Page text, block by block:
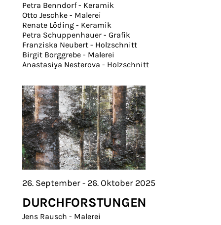
Petra Benndorf - Keramik
Otto Jeschke - Malerei
Renate Löding - Keramik
Petra Schuppenhauer - Grafik
Franziska Neubert - Holzschnitt
Birgit Borggrebe - Malerei
Anastasiya Nesterova - Holzschnitt
26. September - 26. Oktober 2025
DURCHFORSTUNGEN
Jens Rausch - Malerei